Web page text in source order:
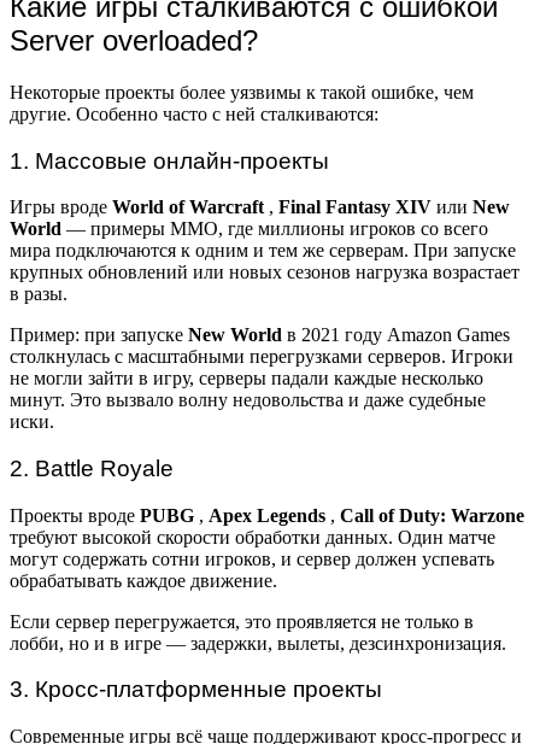
Какие игры сталкиваются с ошибкой
Server overloaded?
Некоторые проекты более уязвимы к такой ошибке, чем
другие. Особенно часто с ней сталкиваются:
1. Массовые онлайн-проекты
Игры вроде World of Warcraft , Final Fantasy XIV или New
World — примеры MMO, где миллионы игроков со всего
мира подключаются к одним и тем же серверам. При запуске
крупных обновлений или новых сезонов нагрузка возрастает
в разы.
Пример: при запуске New World в 2021 году Amazon Games
столкнулась с масштабными перегрузками серверов. Игроки
не могли зайти в игру, серверы падали каждые несколько
минут. Это вызвало волну недовольства и даже судебные
иски.
2. Battle Royale
Проекты вроде PUBG , Apex Legends , Call of Duty: Warzone
требуют высокой скорости обработки данных. Один матче
могут содержать сотни игроков, и сервер должен успевать
обрабатывать каждое движение.
Если сервер перегружается, это проявляется не только в
лобби, но и в игре — задержки, вылеты, дезсинхронизация.
3. Кросс-платформенные проекты
Современные игры всё чаще поддерживают кросс-прогресс и